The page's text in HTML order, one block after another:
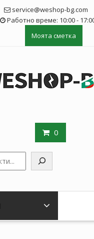
service@weshop-bg.com
Работно време: 10:00 -
Моята сметка
0